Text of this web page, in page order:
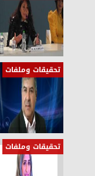
تحقيقات وملفات
تحقيقات وملفات